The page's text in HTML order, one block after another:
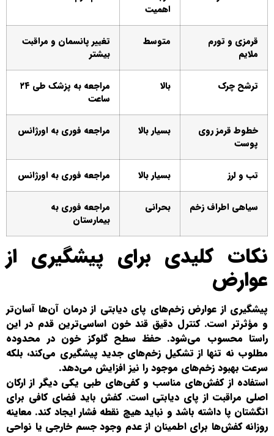
اهمیت
قرمزی و تورم
ملایم
متوسط
تغییر پانسمان و مراقبت
بیشتر
ترشح چرک بالا
مراجعه به پزشک طی ۲۴
ساعت
خطوط قرمز روی
پوست
بسیار بالا مراجعه فوری به اورژانس
تب و لرز بسیار بالا مراجعه فوری به اورژانس
سیاهی اطراف زخم بحرانی
مراجعه فوری به
بیمارستان
نکات کلیدی برای پیشگیری از
عوارض
پیشگیری از عوارض زخم‌های پای دیابتی از درمان آن‌ها آسان‌تر
و مؤثرتر است. کنترل دقیق قند خون اساسی‌ترین قدم در این
راستا محسوب می‌شود. حفظ سطح گلوکز خون در محدوده
مطلوب نه تنها از تشکیل زخم‌های جدید پیشگیری می‌کند، بلکه
سرعت بهبود زخم‌های موجود را نیز افزایش می‌دهد.
استفاده از کفش‌های مناسب و کفی‌های طبی یکی دیگر از ارکان
اصلی مراقبت از پای دیابتی است. کفش باید فضای کافی برای
انگشتان پا داشته باشد و نباید هیچ نقطه فشار ایجاد کند. معاینه
روزانه کفش‌ها برای اطمینان از عدم وجود جسم خارجی یا نواحی